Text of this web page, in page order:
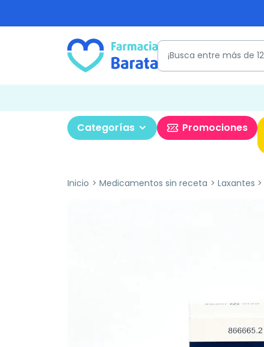
Categorías Promociones
Inicio Medicamentos sin receta Laxantes